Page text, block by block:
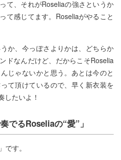
て、それがRoseliaの強さというか
て感じてます。Roseliaがやること
か、今っぽさよりかは、どちらか
ドなんだけど、だからこそRoselia
じゃないかと思う。あとは今のと
て頂けているので、早く新衣装を
したいよ！
でるRoseliaの“愛” 」
す。